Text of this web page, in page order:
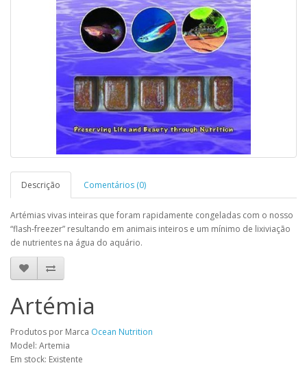
Descrição Comentários (0)
Artémias vivas inteiras que foram rapidamente congeladas com o nosso
“flash-freezer” resultando em animais inteiros e um mínimo de lixiviação
de nutrientes na água do aquário.
Artémia
Produtos por Marca Ocean Nutrition
Model: Artemia
Em stock: Existente